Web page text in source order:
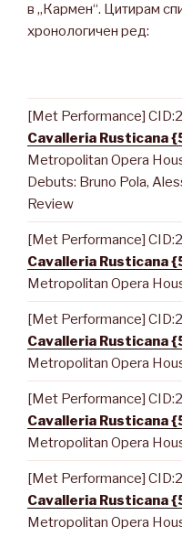
в „Кармен“. Цитирам
хронологичен ред:
[Met Performance]
Cavalleria Rusticana
Metropolitan Opera
Debuts: Bruno Pola,
Review
[Met Performance]
Cavalleria Rusticana
Metropolitan Opera
[Met Performance]
Cavalleria Rusticana
Metropolitan Opera
[Met Performance]
Cavalleria Rusticana
Metropolitan Opera
[Met Performance]
Cavalleria Rusticana
Metropolitan Opera